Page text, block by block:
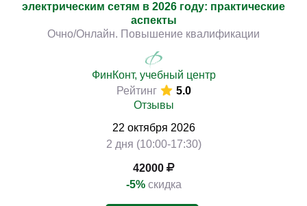
устойчивую модель и достигать стабильных
Освоение инструментов анализа энергопотребления,
внедрения решений по энергосбережению, контроля
показателей, работы с документацией и соблюдения
нормативов позволяет выстроить системный подход к
работе. Практические кейсы направлены на развитие
навыков и применение инструментов в реальных
электрическим сетям в 2026 году: практические
аспекты
Очно/Онлайн. Повышение квалификации
ФинКонт, учебный центр
Рейтинг
5.0
Отзывы
22 октября 2026
2 дня (10:00-17:30)
42000
-5% скидка